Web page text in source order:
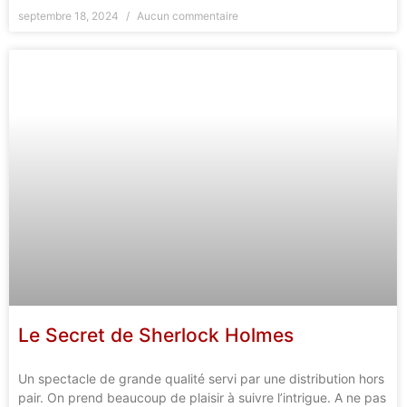
septembre 18, 2024 Aucun commentaire
Le Secret de Sherlock Holmes
Un spectacle de grande qualité servi par une distribution hors
pair. On prend beaucoup de plaisir à suivre l’intrigue. A ne pas